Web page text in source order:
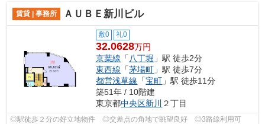
賃貸 | 事務所 ＡＵＢＥ新川ビル
敷0 礼0
32.0628万円
京葉線 「八丁堀 」駅 徒歩2分
東西線 「茅場町 」駅 徒歩7分
都営浅草線 「宝町 」駅 徒歩11分
築51年 / 10階建
東京都中央区新川 ２丁目
◎駅徒歩２分の好立地物件 ◎交差点の角地で眺望良好 ◎3路線利用可